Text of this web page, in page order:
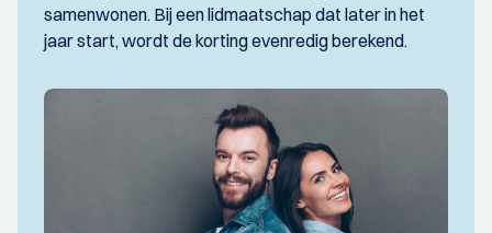
samenwonen. Bij een lidmaatschap dat later in het
jaar start, wordt de korting evenredig berekend.